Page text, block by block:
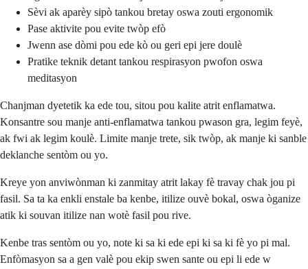
Sèvi ak aparèy sipò tankou bretay oswa zouti ergonomik
Pase aktivite pou evite twòp efò
Jwenn ase dòmi pou ede kò ou geri epi jere doulè
Pratike teknik detant tankou respirasyon pwofon oswa
meditasyon
Chanjman dyetetik ka ede tou, sitou pou kalite atrit enflamatwa.
Konsantre sou manje anti-enflamatwa tankou pwason gra, legim feyè,
ak fwi ak legim koulè. Limite manje trete, sik twòp, ak manje ki sanble
deklanche sentòm ou yo.
Kreye yon anviwònman ki zanmitay atrit lakay fè travay chak jou pi
fasil. Sa ta ka enkli enstale ba kenbe, itilize ouvè bokal, oswa òganize
atik ki souvan itilize nan wotè fasil pou rive.
Kenbe tras sentòm ou yo, note ki sa ki ede epi ki sa ki fè yo pi mal.
Enfòmasyon sa a gen valè pou ekip swen sante ou epi li ede w